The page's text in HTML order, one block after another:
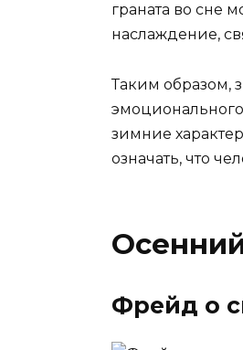
граната во сне
наслаждение,
Таким образом,
зимние
означать, что
Фрейд о